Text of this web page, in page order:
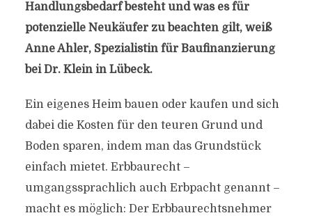
Handlungsbedarf besteht und was es für
potenzielle Neukäufer zu beachten gilt, weiß
Anne Ahler, Spezialistin für Baufinanzierung
bei Dr. Klein in Lübeck.
Ein eigenes Heim bauen oder kaufen und sich
dabei die Kosten für den teuren Grund und
Boden sparen, indem man das Grundstück
einfach mietet. Erbbaurecht –
umgangssprachlich auch Erbpacht genannt –
macht es möglich: Der Erbbaurechtsnehmer